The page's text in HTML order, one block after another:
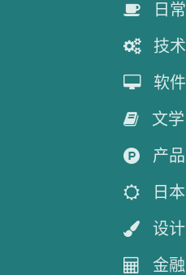
日常
技术
软件
文学
产品
日本
设计
金融